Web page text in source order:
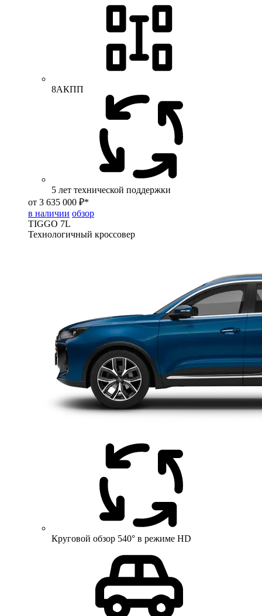
8АКПП
5 лет технической поддержки
от 3 635 000 ₽*
в наличии обзор
TIGGO 7L
Технологичный кроссовер
Круговой обзор 540° в режиме HD